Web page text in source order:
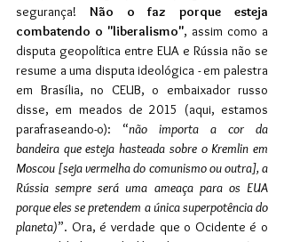
segurança! Não o faz porque esteja
combatendo o "liberalismo", assim como a
disputa geopolítica entre EUA e Rússia não se
resume a uma disputa ideológica - em palestra
em Brasília, no CEUB, o embaixador russo
disse, em meados de 2015 (aqui, estamos
parafraseando-o): “não importa a cor da
bandeira que esteja hasteada sobre o Kremlin em
Moscou [seja vermelha do comunismo ou outra], a
Rússia sempre será uma ameaça para os EUA
porque eles se pretendem a única superpotência do
planeta)”. Ora, é verdade que o Ocidente é o